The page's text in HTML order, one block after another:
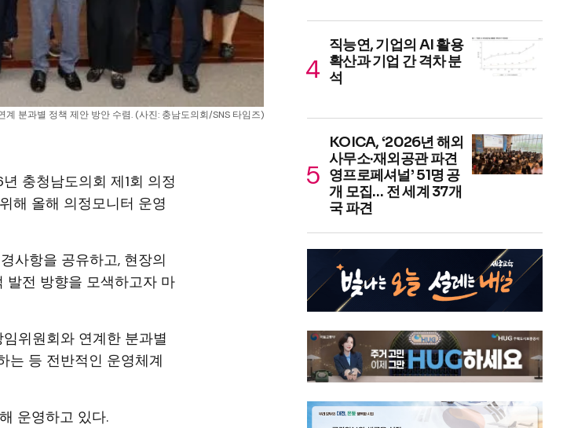
분과별 정책 제안 방안 수렴. (사진: 충남도의회/SNS 타임즈)
충청남도의회 제1회 의정
해 올해 의정모니터 운영
사항을 공유하고, 현장의
발전 방향을 모색하고자 마
위원회와 연계한 분과별
는 등 전반적인 운영체계
운영하고 있다.
직능연, 기업의 AI 활용
확산과 기업 간 격차 분
석
KOICA, ‘2026년 해외
사무소·재외공관 파견
영프로페셔널’ 51명 공
개 모집… 전 세계 37개
국 파견